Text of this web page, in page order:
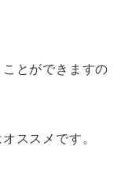
とができますの
ススメです。